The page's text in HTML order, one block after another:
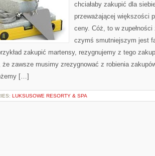
chciałaby zakupić dla
przeważającej większości
ceny. Cóż, to w zupełności
czymś smutniejszym jest
zakupić martensy, rezygnujemy z tego
że zawsze musimy zrezygnować z robienia
[…]
LUKSUSOWE RESORTY & SPA